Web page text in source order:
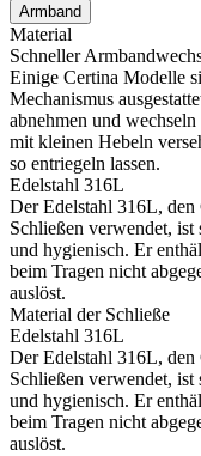
Armband
Material
Schneller
Einige Certina Modelle
Mechanismus
abnehmen und
mit kleinen Hebeln
so entriegeln lassen.
Edelstahl 316L
Der Edelstahl 316L, den
Schließen verwendet,
und hygienisch. Er
beim Tragen nicht
auslöst.
Material der Schließe
Edelstahl 316L
Der Edelstahl 316L, den
Schließen verwendet,
und hygienisch. Er
beim Tragen nicht
auslöst.